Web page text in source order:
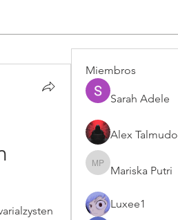
Miembros
Sarah Adele
Alex Talmudo
Mariska Putri
Mariska Putri
Luxee1